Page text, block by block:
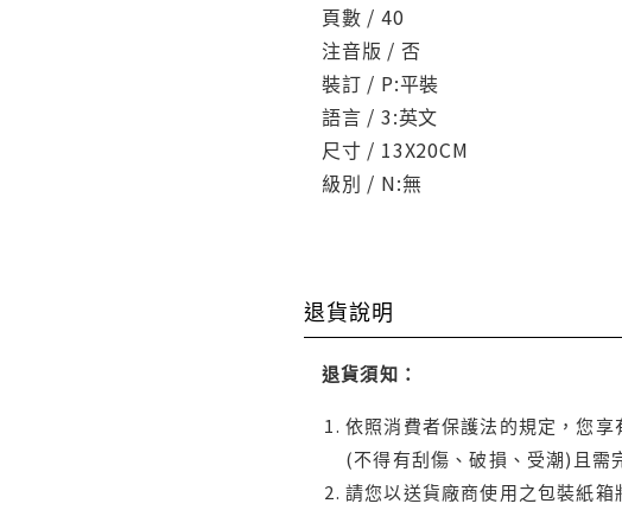
頁數 / 40
注音版 / 否
裝訂 / P:平裝
語言 / 3:英文
尺寸 / 13X20CM
級別 / N:無
退貨說明
退貨須知：
依照消費者保護法的規定，您
(不得有刮傷、破損、受潮)且需
請您以送貨廠商使用之包裝紙